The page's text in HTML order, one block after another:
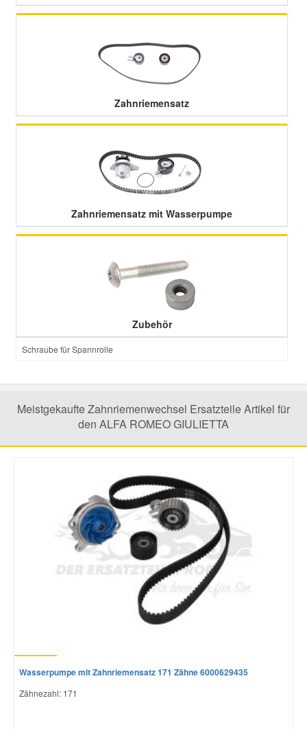
Zahnriemensatz
Zahnriemensatz mit Wasserpumpe
Zubehör
Schraube für Spannrolle
Meistgekaufte Zahnriemenwechsel Ersatzteile Artikel für
den ALFA ROMEO GIULIETTA
Wasserpumpe mit Zahnriemensatz 171 Zähne 6000629435
Zähnezahl: 171